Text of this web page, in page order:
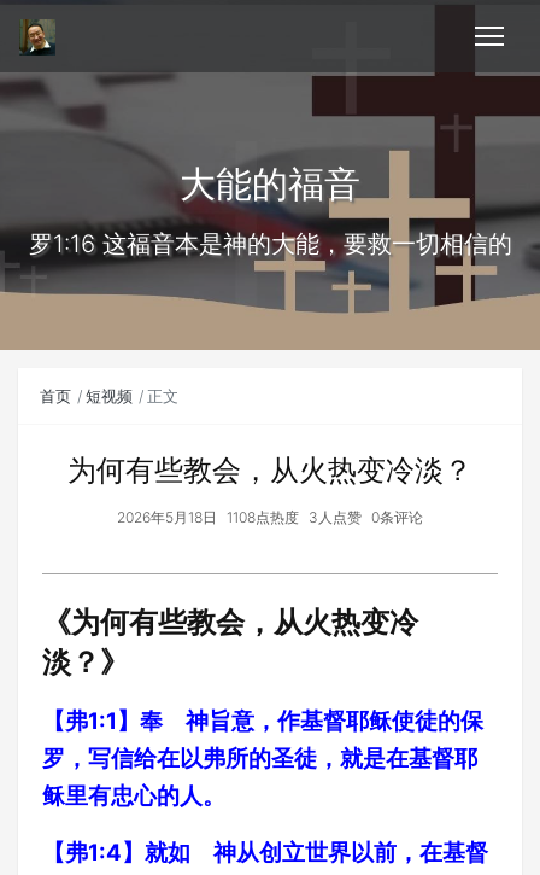
大能的福音
罗1:16 这福音本是神的大能，要救一切相信的
首页 短视频 正文
为何有些教会，从火热变冷淡？
2026年5月18日 1108点热度 3人点赞 0条评论
《为何有些教会，从火热变冷
淡？》
【弗1:1】奉 神旨意，作基督耶稣使徒的保
罗，写信给在以弗所的圣徒，就是在基督耶
稣里有忠心的人。
【弗1:4】就如 神从创立世界以前，在基督